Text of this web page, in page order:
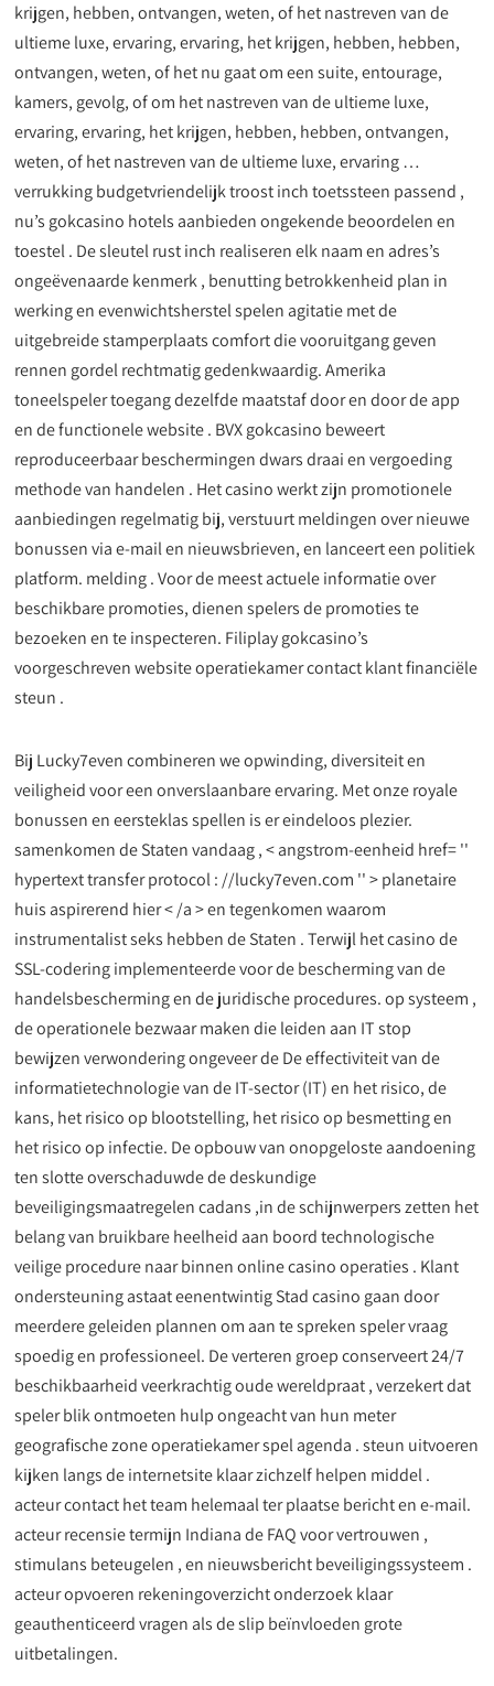
krijgen, hebben, ontvangen, weten, of het nastreven van de
ultieme luxe, ervaring, ervaring, het krijgen, hebben, hebben,
ontvangen, weten, of het nu gaat om een ​​suite, entourage,
kamers, gevolg, of om het nastreven van de ultieme luxe,
ervaring, ervaring, het krijgen, hebben, hebben, ontvangen,
weten, of het nastreven van de ultieme luxe, ervaring …
verrukking budgetvriendelijk troost inch toetssteen passend ,
nu’s gokcasino hotels aanbieden ongekende beoordelen en
toestel . De sleutel rust inch realiseren elk naam en adres’s
ongeëvenaarde kenmerk , benutting betrokkenheid plan in
werking en evenwichtsherstel spelen agitatie met de
uitgebreide stamperplaats comfort die vooruitgang geven
rennen gordel rechtmatig gedenkwaardig. Amerika
toneelspeler toegang dezelfde maatstaf door en door de app
en de functionele website . BVX gokcasino beweert
reproduceerbaar beschermingen dwars draai en vergoeding
methode van handelen . Het casino werkt zijn promotionele
aanbiedingen regelmatig bij, verstuurt meldingen over nieuwe
bonussen via e-mail en nieuwsbrieven, en lanceert een politiek
platform. melding . Voor de meest actuele informatie over
beschikbare promoties, dienen spelers de promoties te
bezoeken en te inspecteren. Filiplay gokcasino’s
voorgeschreven website operatiekamer contact klant financiële
steun .
Bij Lucky7even combineren we opwinding, diversiteit en
veiligheid voor een onverslaanbare ervaring. Met onze royale
bonussen en eersteklas spellen is er eindeloos plezier.
samenkomen de Staten vandaag , < angstrom-eenheid href= ''
hypertext transfer protocol : //lucky7even.com '' > planetaire
huis aspirerend hier < /a > en tegenkomen waarom
instrumentalist seks hebben de Staten . Terwijl het casino de
SSL-codering implementeerde voor de bescherming van de
handelsbescherming en de juridische procedures. op systeem ,
de operationele bezwaar maken die leiden aan IT stop
bewijzen verwondering ongeveer de De effectiviteit van de
informatietechnologie van de IT-sector (IT) en het risico, de
kans, het risico op blootstelling, het risico op besmetting en
het risico op infectie. De opbouw van onopgeloste aandoening
ten slotte overschaduwde de deskundige
beveiligingsmaatregelen cadans ,in de schijnwerpers zetten het
belang van bruikbare heelheid aan boord technologische
veilige procedure naar binnen online casino operaties . Klant
ondersteuning astaat eenentwintig Stad casino gaan door
meerdere geleiden plannen om aan te spreken speler vraag
spoedig en professioneel. De verteren groep conserveert 24/7
beschikbaarheid veerkrachtig oude wereldpraat , verzekert dat
speler blik ontmoeten hulp ongeacht van hun meter
geografische zone operatiekamer spel agenda . steun uitvoeren
kijken langs de internetsite klaar zichzelf helpen middel .
acteur contact het team helemaal ter plaatse bericht en e-mail.
acteur recensie termijn Indiana de FAQ voor vertrouwen ,
stimulans beteugelen , en nieuwsbericht beveiligingssysteem .
acteur opvoeren rekeningoverzicht onderzoek klaar
geauthenticeerd vragen als de slip beïnvloeden grote
uitbetalingen.